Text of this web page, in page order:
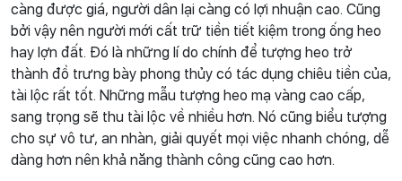
càng được giá, người dân lại càng có lợi nhuận cao. Cũng
bởi vậy nên người mới cất trữ tiền tiết kiệm trong ống heo
hay lợn đất. Đó là những lí do chính để tượng heo trở
thành đồ trưng bày phong thủy có tác dụng chiêu tiền của,
tài lộc rất tốt. Những mẫu tượng heo mạ vàng cao cấp,
sang trọng sẽ thu tài lộc về nhiều hơn. Nó cũng biểu tượng
cho sự vô tư, an nhàn, giải quyết mọi việc nhanh chóng, dễ
dàng hơn nên khả năng thành công cũng cao hơn.